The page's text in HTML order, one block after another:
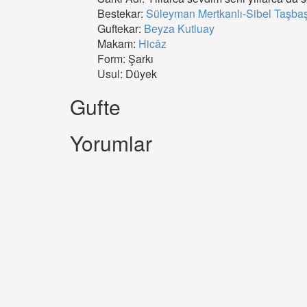
Bestekar: Süleyman Mertkanlı-Sibel
Guftekar: Beyza Kutluay
Makam: Hicâz
Form: Şarkı
Usul: Düyek
Gufte
Yorumlar